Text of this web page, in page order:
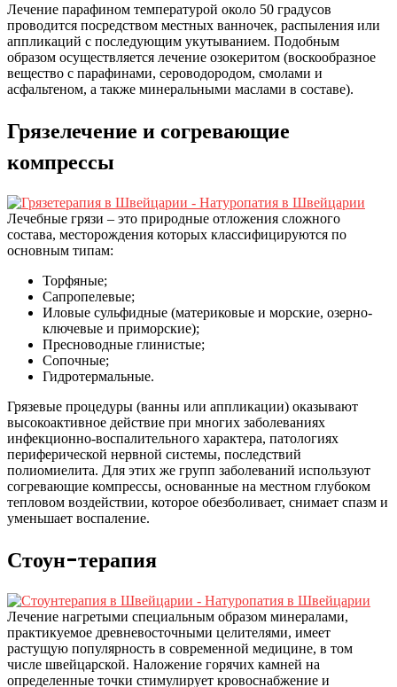
Лечение парафином температурой около 50 градусов
проводится посредством местных ванночек, распыления или
аппликаций с последующим укутыванием. Подобным
образом осуществляется лечение озокеритом (воскообразное
вещество с парафинами, сероводородом, смолами и
асфальтеном, а также минеральными маслами в составе).
Грязелечение и согревающие
компрессы
Лечебные грязи – это природные отложения сложного
состава, месторождения которых классифицируются по
основным типам:
Торфяные;
Сапропелевые;
Иловые сульфидные (материковые и морские, озерно-
ключевые и приморские);
Пресноводные глинистые;
Сопочные;
Гидротермальные.
Грязевые процедуры (ванны или аппликации) оказывают
высокоактивное действие при многих заболеваниях
инфекционно-воспалительного характера, патологиях
периферической нервной системы, последствий
полиомиелита. Для этих же групп заболеваний используют
согревающие компрессы, основанные на местном глубоком
тепловом воздействии, которое обезболивает, снимает спазм и
уменьшает воспаление.
Стоун-терапия
Лечение нагретыми специальным образом минералами,
практикуемое древневосточными целителями, имеет
растущую популярность в современной медицине, в том
числе швейцарской. Наложение горячих камней на
определенные точки стимулирует кровоснабжение и